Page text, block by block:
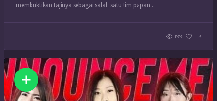
membuktikan tajinya sebagai salah satu tim papan...
199 113